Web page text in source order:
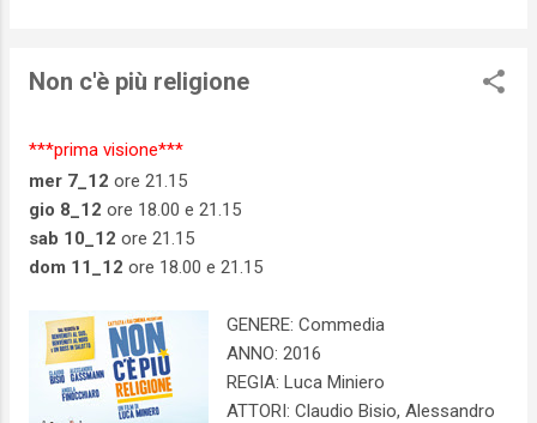
Non c'è più religione
***prima visione***
mer 7_12 ore 21.15
gio 8_12 ore 18.00 e 21.15
sab 10_12 ore 21.15
dom 11_12 ore 18.00 e 21.15
GENERE: Commedia
ANNO: 2016
REGIA: Luca Miniero
ATTORI: Claudio Bisio, Alessandro